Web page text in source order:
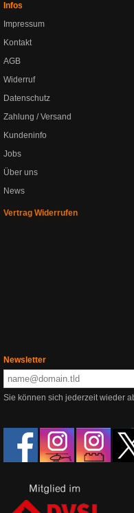
Infos
Impressum
Kontakt
AGB
Widerruf
Datenschutz
Zahlung / Versand
Kundeninfo
Jobs
Über uns
News
Vertrag Widerrufen
Newsletter
Sie können sich jederzeit wieder